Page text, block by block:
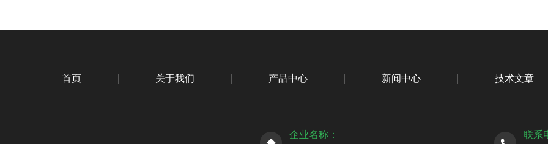
首页 关于我们 产品中心 新闻中心 技术文章
企业名称： 联系